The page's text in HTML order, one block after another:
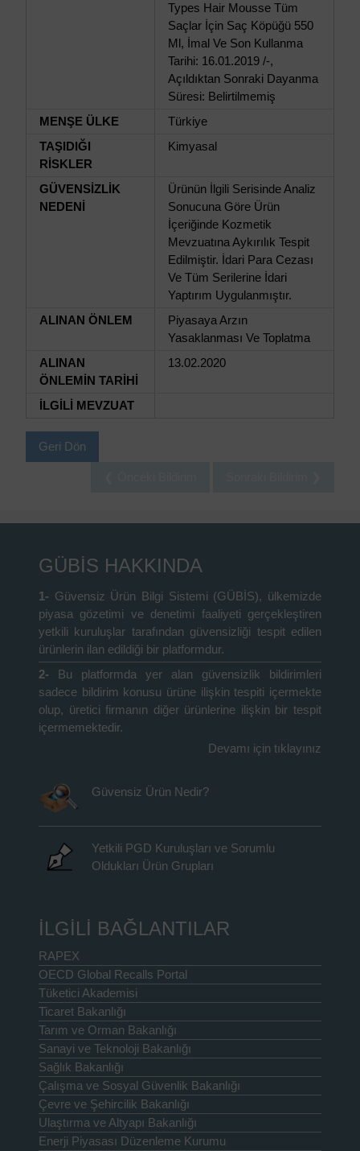
Types Hair Mousse Tüm
Saçlar İçin Saç Köpüğü 550
Ml, İmal Ve Son Kullanma
Tarihi: 16.01.2019 /-,
Açıldıktan Sonraki Dayanma
Süresi: Belirtilmemiş
MENŞE ÜLKE
Türkiye
TAŞIDIĞI
RİSKLER
Kimyasal
GÜVENSİZLİK
NEDENİ
Ürünün İlgili Serisinde Analiz
Sonucuna Göre Ürün
İçeriğinde Kozmetik
Mevzuatına Aykırılık Tespit
Edilmiştir. İdari Para Cezası
Ve Tüm Serilerine İdari
Yaptırım Uygulanmıştır.
ALINAN ÖNLEM
Piyasaya Arzın
Yasaklanması Ve Toplatma
ALINAN
ÖNLEMİN TARİHİ
13.02.2020
İLGİLİ MEVZUAT
Geri Dön
GÜBİS HAKKINDA
1- Güvensiz Ürün Bilgi Sistemi (GÜBİS), ülkemizde
piyasa gözetimi ve denetimi faaliyeti gerçekleştiren
yetkili kuruluşlar tarafından güvensizliği tespit edilen
ürünlerin ilan edildiği bir platformdur.
2-
Bu platformda yer alan güvensizlik bildirimleri
sadece bildirim konusu ürüne ilişkin tespiti içermekte
olup, üretici firmanın diğer ürünlerine ilişkin bir tespit
içermemektedir.
Devamı için tıklayınız
Güvensiz Ürün Nedir?
Yetkili PGD Kuruluşları ve Sorumlu
Oldukları Ürün Grupları
İLGİLİ BAĞLANTILAR
RAPEX
OECD Global Recalls Portal
Tüketici Akademisi
Ticaret Bakanlığı
Tarım ve Orman Bakanlığı
Sanayi ve Teknoloji Bakanlığı
Sağlık Bakanlığı
Çalışma ve Sosyal Güvenlik Bakanlığı
Çevre ve Şehircilik Bakanlığı
Ulaştırma ve Altyapı Bakanlığı
Enerji Piyasası Düzenleme Kurumu